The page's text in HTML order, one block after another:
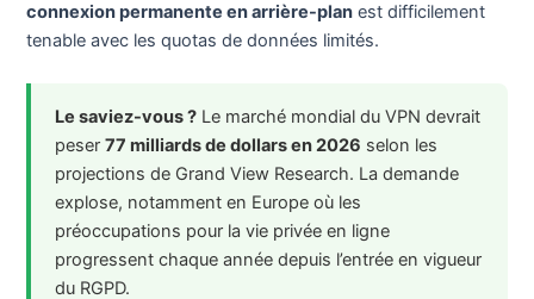
connexion permanente en arrière-plan est difficilement
tenable avec les quotas de données limités.
Le saviez-vous ? Le marché mondial du VPN devrait
peser77 milliards de dollars en 2026 selon les
projections de Grand View Research. La demande
explose, notamment en Europe où les
préoccupations pour la vie privée en ligne
progressent chaque année depuis l’entrée en vigueur
du RGPD.